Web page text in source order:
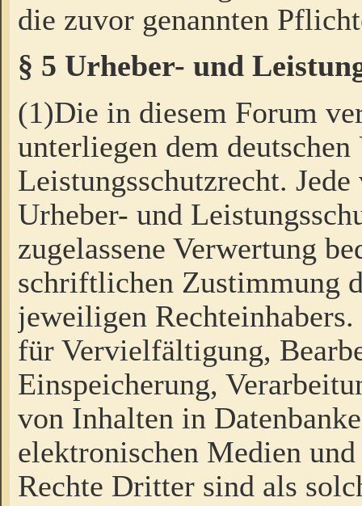
die zuvor genannten
§ 5 Urheber- und
(1)Die in diesem Forum
unterliegen dem
Leistungsschutzrecht.
Urheber- und
zugelassene Verwertung
schriftlichen Zustimmung
jeweiligen
für Vervielfältigung,
Einspeicherung,
von Inhalten in
elektronischen Medien
Rechte Dritter sind als